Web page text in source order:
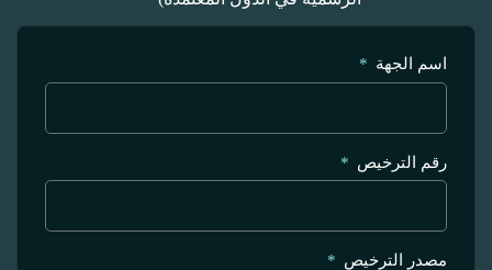
اسم الجهة
رقم الترخيص
مصدر الترخيص